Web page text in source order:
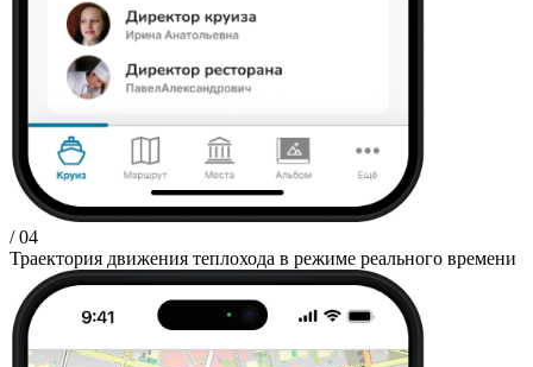
/ 04
Траектория движения теплохода в режиме реального времени